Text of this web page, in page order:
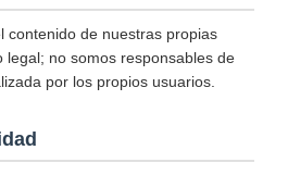
contenido de nuestras propias
legal; no somos responsables de
por los propios usuarios.